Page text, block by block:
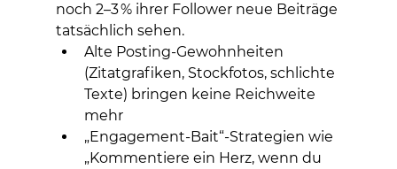
noch 2–3 % ihrer Follower neue Beiträge
tatsächlich sehen.
Alte Posting-Gewohnheiten
(Zitatgrafiken, Stockfotos, schlichte
Texte) bringen keine Reichweite
mehr
„Engagement-Bait“-Strategien wie
„Kommentiere ein Herz, wenn du